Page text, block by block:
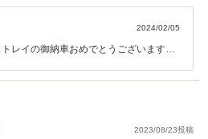
2024/02/05
レイの御納車おめでとうございます。
もどうぞよろしくお願いします。また
しております。
2023/08/23投稿